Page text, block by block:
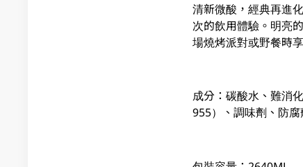
清新微酸，經典再進
次的飲用體驗。明亮
場燒烤派對或野餐時
成分：碳酸水、難消
955）、調味劑、防